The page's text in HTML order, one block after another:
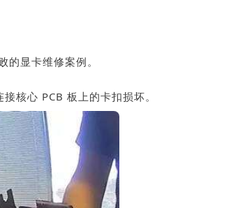
显卡维修案例。
核心 PCB 板上的卡扣损坏。